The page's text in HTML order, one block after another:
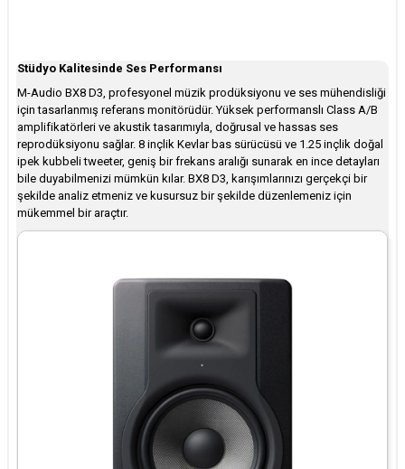
Stüdyo Kalitesinde Ses Performansı
M-Audio BX8 D3, profesyonel müzik prodüksiyonu ve ses mühendisliği
için tasarlanmış referans monitörüdür. Yüksek performanslı Class A/B
amplifikatörleri ve akustik tasarımıyla, doğrusal ve hassas ses
reprodüksiyonu sağlar. 8 inçlik Kevlar bas sürücüsü ve 1.25 inçlik doğal
ipek kubbeli tweeter, geniş bir frekans aralığı sunarak en ince detayları
bile duyabilmenizi mümkün kılar. BX8 D3, karışımlarınızı gerçekçi bir
şekilde analiz etmeniz ve kusursuz bir şekilde düzenlemeniz için
mükemmel bir araçtır.